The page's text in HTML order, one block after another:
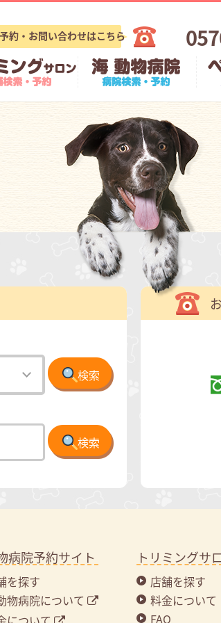
予約・お問い合わせはこちら
検索
検索
病院予約サイト
を探す
物病院について
トリミングサ
店舗を探す
料金について
FAQ